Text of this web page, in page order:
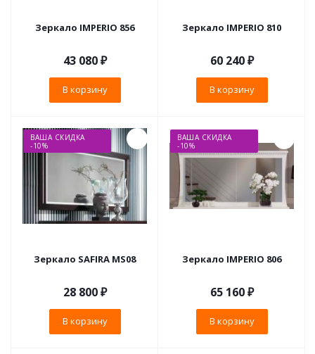
Зеркало IMPERIO 856
43 080₽
В корзину
Зеркало IMPERIO 810
60 240₽
В корзину
ВАША СКИДКА
-10%
Зеркало SAFIRA MS08
28 800₽
В корзину
ВАША СКИДКА
-10%
Зеркало IMPERIO 806
65 160₽
В корзину